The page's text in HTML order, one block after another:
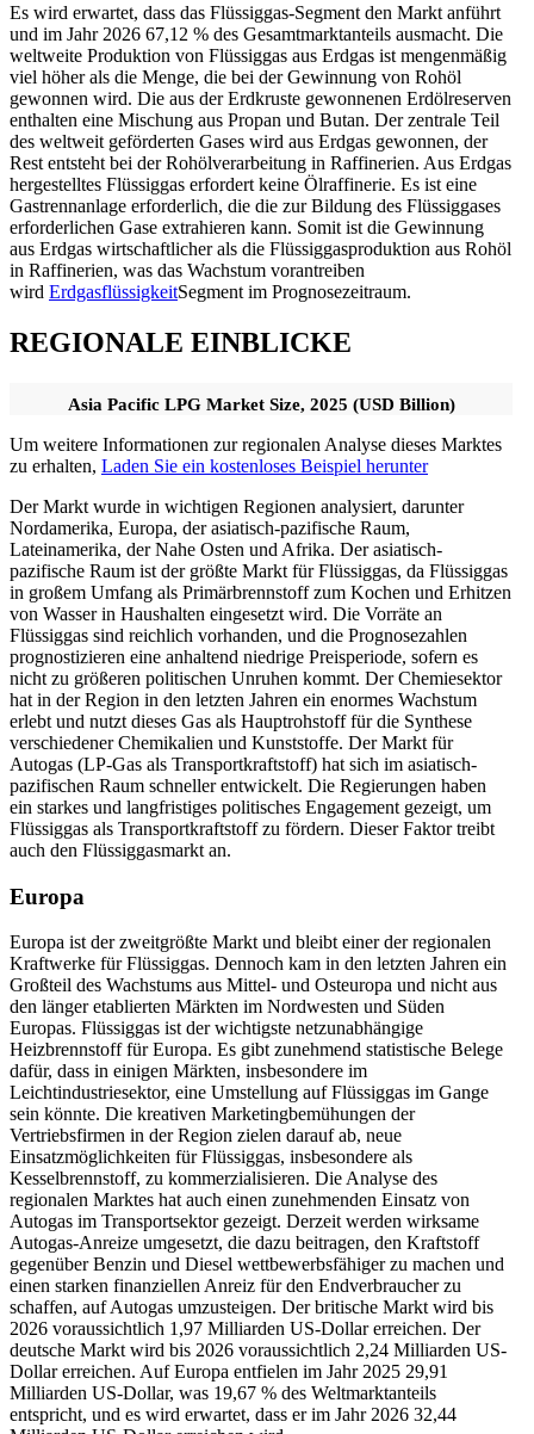
Es wird erwartet, dass das Flüssiggas-Segment den Markt anführt
und im Jahr 2026 67,12 % des Gesamtmarktanteils ausmacht. Die
weltweite Produktion von Flüssiggas aus Erdgas ist mengenmäßig
viel höher als die Menge, die bei der Gewinnung von Rohöl
gewonnen wird. Die aus der Erdkruste gewonnenen Erdölreserven
enthalten eine Mischung aus Propan und Butan. Der zentrale Teil
des weltweit geförderten Gases wird aus Erdgas gewonnen, der
Rest entsteht bei der Rohölverarbeitung in Raffinerien. Aus Erdgas
hergestelltes Flüssiggas erfordert keine Ölraffinerie. Es ist eine
Gastrennanlage erforderlich, die die zur Bildung des Flüssiggases
erforderlichen Gase extrahieren kann. Somit ist die Gewinnung
aus Erdgas wirtschaftlicher als die Flüssiggasproduktion aus Rohöl
in Raffinerien, was das Wachstum vorantreiben
wird ErdgasflüssigkeitSegment im Prognosezeitraum.
REGIONALE EINBLICKE
Asia Pacific LPG Market Size, 2025 (USD Billion)
Um weitere Informationen zur regionalen Analyse dieses Marktes
zu erhalten, Laden Sie ein kostenloses Beispiel herunter
Der Markt wurde in wichtigen Regionen analysiert, darunter
Nordamerika, Europa, der asiatisch-pazifische Raum,
Lateinamerika, der Nahe Osten und Afrika. Der asiatisch-
pazifische Raum ist der größte Markt für Flüssiggas, da Flüssiggas
in großem Umfang als Primärbrennstoff zum Kochen und Erhitzen
von Wasser in Haushalten eingesetzt wird. Die Vorräte an
Flüssiggas sind reichlich vorhanden, und die Prognosezahlen
prognostizieren eine anhaltend niedrige Preisperiode, sofern es
nicht zu größeren politischen Unruhen kommt. Der Chemiesektor
hat in der Region in den letzten Jahren ein enormes Wachstum
erlebt und nutzt dieses Gas als Hauptrohstoff für die Synthese
verschiedener Chemikalien und Kunststoffe. Der Markt für
Autogas (LP-Gas als Transportkraftstoff) hat sich im asiatisch-
pazifischen Raum schneller entwickelt. Die Regierungen haben
ein starkes und langfristiges politisches Engagement gezeigt, um
Flüssiggas als Transportkraftstoff zu fördern. Dieser Faktor treibt
auch den Flüssiggasmarkt an.
Europa
Europa ist der zweitgrößte Markt und bleibt einer der regionalen
Kraftwerke für Flüssiggas. Dennoch kam in den letzten Jahren ein
Großteil des Wachstums aus Mittel- und Osteuropa und nicht aus
den länger etablierten Märkten im Nordwesten und Süden
Europas. Flüssiggas ist der wichtigste netzunabhängige
Heizbrennstoff für Europa. Es gibt zunehmend statistische Belege
dafür, dass in einigen Märkten, insbesondere im
Leichtindustriesektor, eine Umstellung auf Flüssiggas im Gange
sein könnte. Die kreativen Marketingbemühungen der
Vertriebsfirmen in der Region zielen darauf ab, neue
Einsatzmöglichkeiten für Flüssiggas, insbesondere als
Kesselbrennstoff, zu kommerzialisieren. Die Analyse des
regionalen Marktes hat auch einen zunehmenden Einsatz von
Autogas im Transportsektor gezeigt. Derzeit werden wirksame
Autogas-Anreize umgesetzt, die dazu beitragen, den Kraftstoff
gegenüber Benzin und Diesel wettbewerbsfähiger zu machen und
einen starken finanziellen Anreiz für den Endverbraucher zu
schaffen, auf Autogas umzusteigen. Der britische Markt wird bis
2026 voraussichtlich 1,97 Milliarden US-Dollar erreichen. Der
deutsche Markt wird bis 2026 voraussichtlich 2,24 Milliarden US-
Dollar erreichen. Auf Europa entfielen im Jahr 2025 29,91
Milliarden US-Dollar, was 19,67 % des Weltmarktanteils
entspricht, und es wird erwartet, dass er im Jahr 2026 32,44